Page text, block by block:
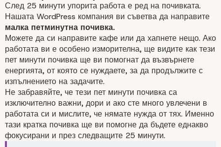
След 25 минути упорита работа е ред на почивката.
Нашата WordPress компания ви съветва да направите
малка петминутна почивка.
Можете да си направите кафе или да хапнете нещо. Ако
работата ви е особено изморителна, ще видите как тези
пет минути почивка ще ви помогнат да възвърнете
енергията, от която се нуждаете, за да продължите с
изпълнението на задачите.
Не забравяйте, че тези пет минути почивка са
изключително важни, дори и ако сте много увлечени в
работата си и мислите, че нямате нужда от тях. Именно
тази кратка почивка ще ви помогне да бъдете еднакво
фокусирани и през следващите 25 минути.